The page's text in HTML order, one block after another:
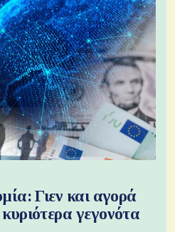
Γιεν και αγορά
γεγονότα